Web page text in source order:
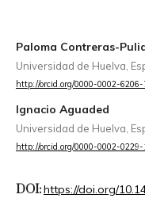
Paloma Contreras-
Universidad de Huelva,
http://orcid.org/0000-0002-6206-
Ignacio Aguaded
Universidad de Huelva,
http://orcid.org/0000-0002-0229-
DOI:https://doi.org/